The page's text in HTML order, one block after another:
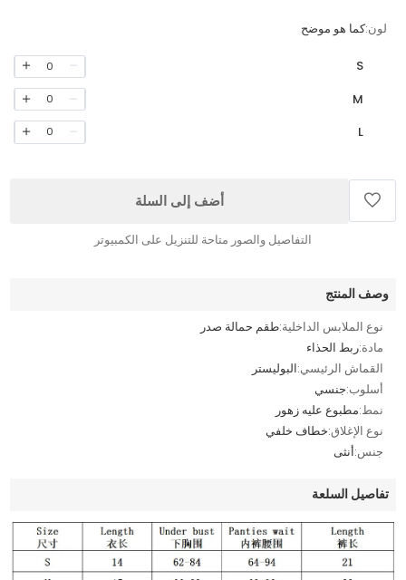
لون:كما هو موضح
S
0
M
0
L
0
أضف إلى السلة
التفاصيل والصور متاحة للتنزيل على الكمبيوتر
وصف المنتج
نوع الملابس الداخلية:طقم حمالة صدر
مادة:ربط الحذاء
القماش الرئيسي:البوليستر
أسلوب:جنسي
نمط:مطبوع عليه زهور
نوع الإغلاق:خطاف خلفي
جنس:أنثى
تفاصيل السلعة